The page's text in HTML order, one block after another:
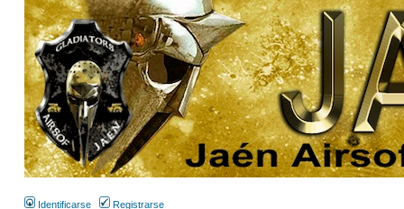
Identificarse Registrarse